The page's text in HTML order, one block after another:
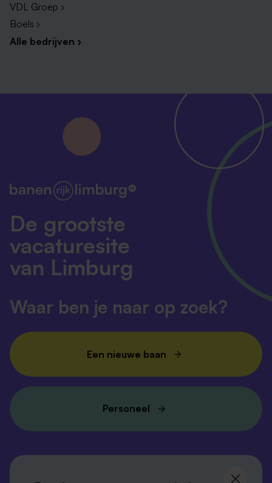
VDL Groep ›
Boels ›
Alle bedrijven ›
De grootste
vacaturesite
van Limburg
Waar ben je naar op zoek?
Een nieuwe baan
Personeel